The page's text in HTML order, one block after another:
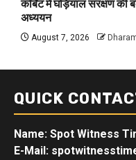
कॉर्बेट में घड़ियाल संरक्षण की
अध्ययन
August 7, 2026
QUICK
Name: Spot Witness
E-Mail: